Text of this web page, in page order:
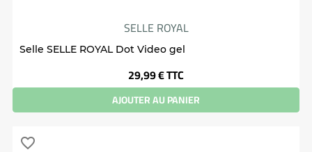
SELLE ROYAL
Selle SELLE ROYAL Dot Video gel
Prix
29,99 €TTC
AJOUTER AU PANIER
favorite_border